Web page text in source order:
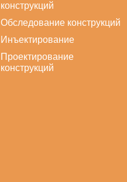
конструкций
Обследование конструкций
Инъектирование
Проектирование
конструкций